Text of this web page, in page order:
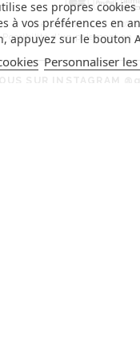
Le paiement est 100%
Possibilité d'un paiement en 3
ses propres
à vos préférences en
appuyez sur le bouton
Personnaliser